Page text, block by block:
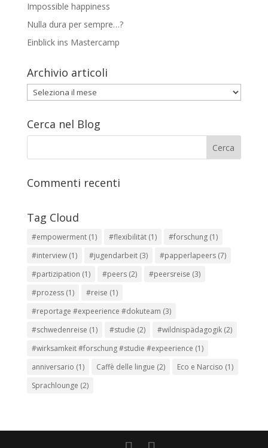
Impossible happiness
Nulla dura per sempre…?
Einblick ins Mastercamp
Archivio articoli
Archivio
articoli
Cerca nel Blog
Commenti recenti
Tag Cloud
#empowerment(1) #flexibilität(1) #forschung(1)
#interview(1) #jugendarbeit(3) #papperlapeers(7)
#partizipation (1) #peers(2) #peersreise (3)
#prozess(1) #reise (1)
#reportage #expeerience #dokuteam (3)
#schwedenreise (1) #studie (2) #wildnispädagogik(2)
#wirksamkeit #forschung #studie #expeerience (1)
anniversario (1) Caffè delle lingue (2) Eco e Narciso (1)
Sprachlounge (2)